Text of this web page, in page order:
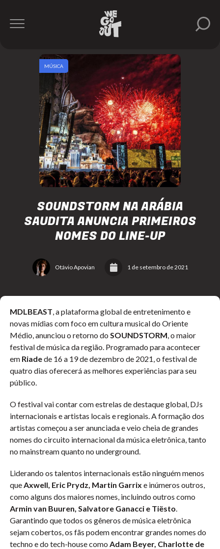
SOUNDSTORM NA ARÁBIA
SAUDITA ANUNCIA PRIMEIROS
NOMES DO LINE-UP
Otávio Apovian 1 de setembro de 2021
MÚSICA
MDLBEAST, a plataforma global de entretenimento e
novas mídias com foco em cultura musical do Oriente
Médio, anunciou o retorno do SOUNDSTORM, o maior
festival de música da região. Programado para acontecer
em Riadede 16 a 19 de dezembro de 2021, o festival de
quatro dias oferecerá as melhores experiências para seu
público.
O festival vai contar com estrelas de destaque global, DJs
internacionais e artistas locais e regionais. A formação dos
artistas começou a ser anunciada e veio cheia de grandes
nomes do circuito internacional da música eletrônica, tanto
no mainstream quanto no underground.
Liderando os talentos internacionais estão ninguém menos
queAxwell, Eric Prydz, Martin Garrix e inúmeros outros,
como alguns dos maiores nomes, incluindo outros como
Armin van Buuren, Salvatore Ganacci e Tiësto.
Garantindo que todos os gêneros de música eletrônica
sejam cobertos, os fãs podem encontrar grandes nomes do
techno e do tech-house como Adam Beyer, Charlotte de